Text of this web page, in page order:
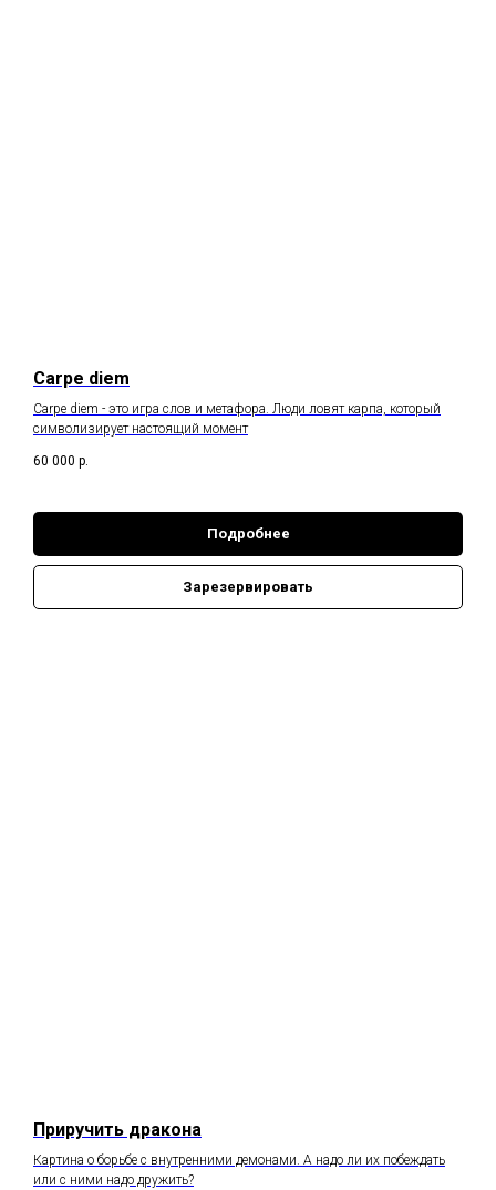
Carpe diem
Carpe diem - это игра слов и метафора. Люди ловят карпа, который
символизирует настоящий момент
60 000 р.
Подробнее
Зарезервировать
Приручить дракона
Картина о борьбе с внутренними демонами. А надо ли их побеждать
или с ними надо дружить?